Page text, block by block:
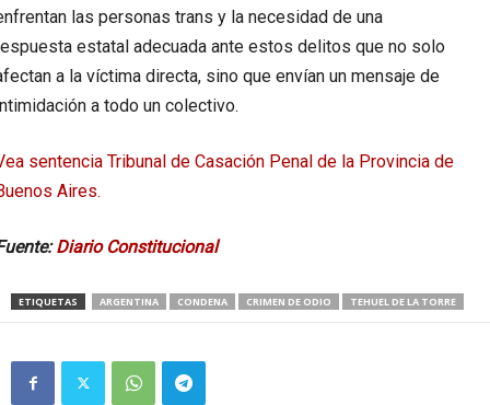
las personas trans y la necesidad de una
estatal adecuada ante estos delitos que no solo
a la víctima directa, sino que envían un mensaje de
a todo un colectivo.
sentencia Tribunal de Casación Penal de la Provincia de
Aires.
Diario Constitucional
ETIQUETAS ARGENTINA CONDENA CRIMEN DE ODIO TEHUEL DE LA TORRE